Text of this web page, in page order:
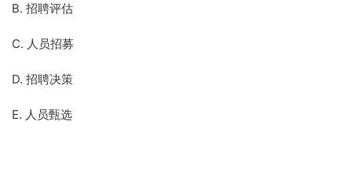
B. 招聘评估
C. 人员招募
D. 招聘决策
E. 人员甄选